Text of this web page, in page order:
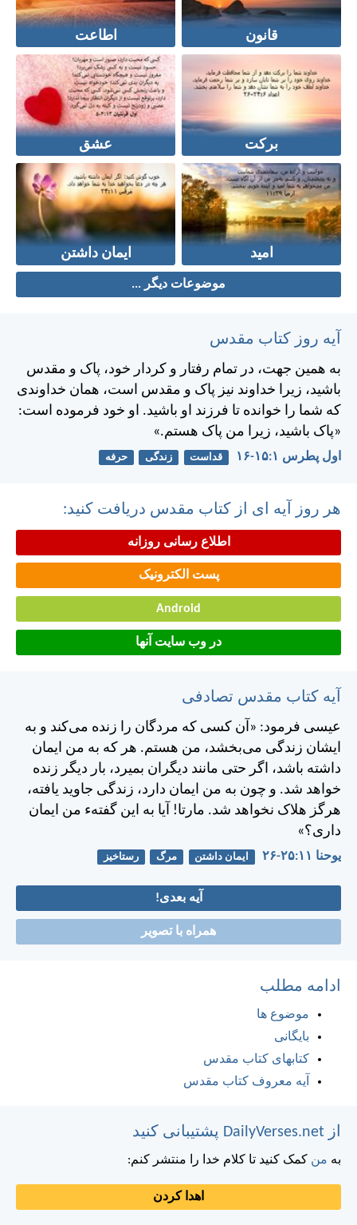
قانون اطاعت
برکت عشق
امید ایمان داشتن
موضوعات دیگر ...
آیه روز کتاب مقدس
به همين جهت، در تمام رفتار و كردار خود، پاک و مقدس
باشيد، زيرا خداوند نيز پاک و مقدس است، همان خداوندی
كه شما را خوانده تا فرزند او باشيد. او خود فرموده است:
«پاک باشيد، زيرا من پاک هستم.»
اول پطرس ۱:‏۱۵-‏۱۶ قداست زندگی حرفه
هر روز آیه ای از کتاب مقدس دریافت کنید:
اطلاع رسانی روزانه
پست الکترونیک
Android
در وب سایت آنها
آیه کتاب مقدس تصادفی
عيسی فرمود: «آن كسی كه مردگان را زنده می‌كند و به
ايشان زندگی می‌بخشد، من هستم. هر كه به من ايمان
داشته باشد، اگر حتی مانند ديگران بميرد، بار ديگر زنده
خواهد شد. و چون به من ايمان دارد، زندگی جاويد يافته،
هرگز هلاک نخواهد شد. مارتا! آيا به اين گفته‌ء من ايمان
داری؟»
يوحنا ۱۱:‏۲۵-‏۲۶ ایمان داشتن مرگ رستاخیز
آیه بعدی!
همراه با تصویر
ادامه مطلب
موضوع ها
بایگانی
کتابهای کتاب مقدس
آیه معروف کتاب مقدس
از DailyVerses.net پشتیبانی کنید
به من کمک کنید تا کلام خدا را منتشر کنم:
اهدا کردن